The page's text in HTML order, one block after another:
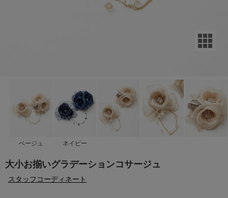
ベージュ ネイビー
大小お揃いグラデーションコサージュ
スタッフコーディネート